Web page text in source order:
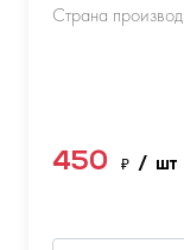
Страна
450 ₽ / шт